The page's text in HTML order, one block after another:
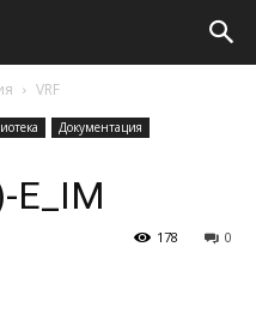
VRF
Документация
E_IM
0
178